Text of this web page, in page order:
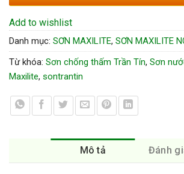
Add to wishlist
Danh mục: SƠN MAXILITE, SƠN MAXILITE
Từ khóa: Sơn chống thấm Trần Tín, Sơn
Maxilite, sontrantin
Mô tả Đánh